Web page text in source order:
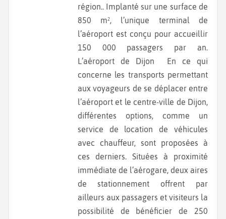
région.. Implanté sur une surface de
850 m², l’unique terminal de
l’aéroport est conçu pour accueillir
150 000 passagers par an.
L’aéroport de Dijon En ce qui
concerne les transports permettant
aux voyageurs de se déplacer entre
l’aéroport et le centre-ville de Dijon,
différentes options, comme un
service de location de véhicules
avec chauffeur, sont proposées à
ces derniers. Situées à proximité
immédiate de l’aérogare, deux aires
de stationnement offrent par
ailleurs aux passagers et visiteurs la
possibilité de bénéficier de 250